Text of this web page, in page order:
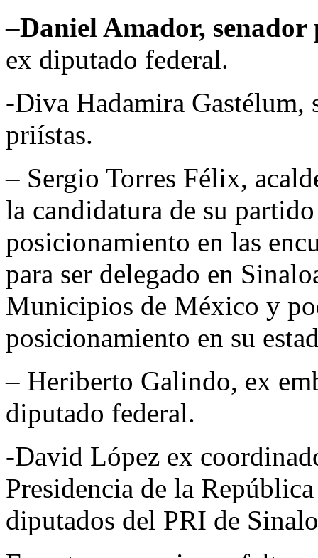
–Daniel Amador,
ex diputado federal.
-Diva Hadamira Gastélum,
priístas.
– Sergio Torres Félix,
la candidatura de su
posicionamiento en las
para ser delegado en
Municipios de México y
posicionamiento en su
– Heriberto Galindo, ex
diputado federal.
-David López ex
Presidencia de la
diputados del PRI de